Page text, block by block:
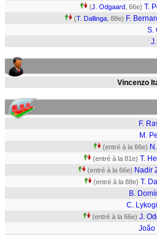
(J. Odgaard , 66e) T.
(T. Dallinga , 88e) F.
S.
Vincenzo
F.
M.
(entré à la 66e)
(entré à la 81e) T.
(entré à la 66e) Nadir
(entré à la 88e) T.
B.
C.
(entré à la 66e) J.
João